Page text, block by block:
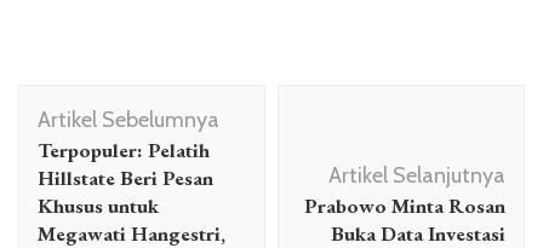
Navigasi
Artikel
Artikel Sebelumnya
Terpopuler: Pelatih
Hillstate Beri Pesan
Khusus untuk
Megawati Hangestri,
Artikel Selanjutnya
Prabowo Minta Rosan
Buka Data Investasi